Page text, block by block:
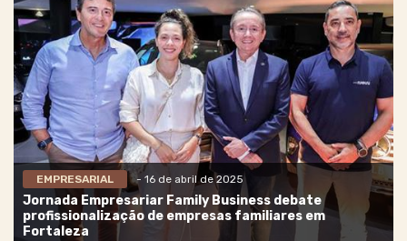
EMPRESARIAL - 16 de abril de 2025
Jornada Empresariar Family Business debate
profissionalização de empresas familiares em
Fortaleza